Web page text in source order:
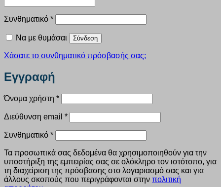
Συνθηματικό *Απαιτείται
Να με θυμάσαι Σύνδεση
Χάσατε το συνθηματικό πρόσβασής σας;
Εγγραφή
Όνομα χρήστη *Απαιτείται
Διεύθυνση email *Απαιτείται
Συνθηματικό *Απαιτείται
Τα προσωπικά σας δεδομένα θα χρησιμοποιηθούν για την
υποστήριξη της εμπειρίας σας σε ολόκληρο τον ιστότοπο, για
τη διαχείριση της πρόσβασης στο λογαριασμό σας και για
άλλους σκοπούς που περιγράφονται στην πολιτική